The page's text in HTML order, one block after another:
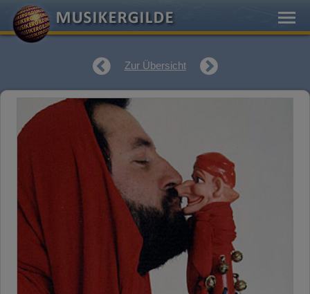
Zur Übersicht